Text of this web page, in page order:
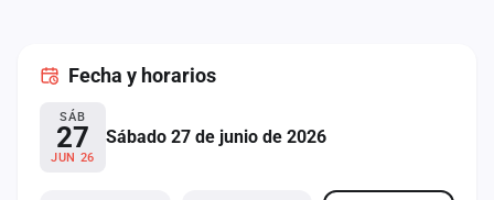
Fecha y horarios
SÁB
27
JUN 26
Sábado 27 de junio de 2026
Administración
Contacto